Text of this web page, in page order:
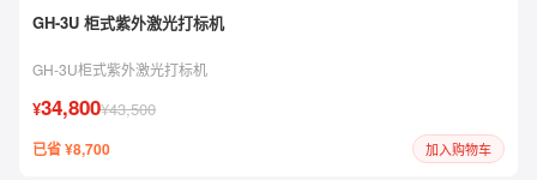
GH-3U 柜式紫外激光打标机
GH-3U柜式紫外激光打标机
¥34,800¥43,500
已省 ¥8,700 加入购物车